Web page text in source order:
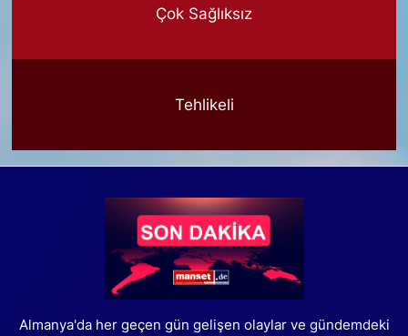
Çok Sağlıksız
Tehlikeli
Almanya'da her geçen gün gelişen olaylar ve gündemdeki